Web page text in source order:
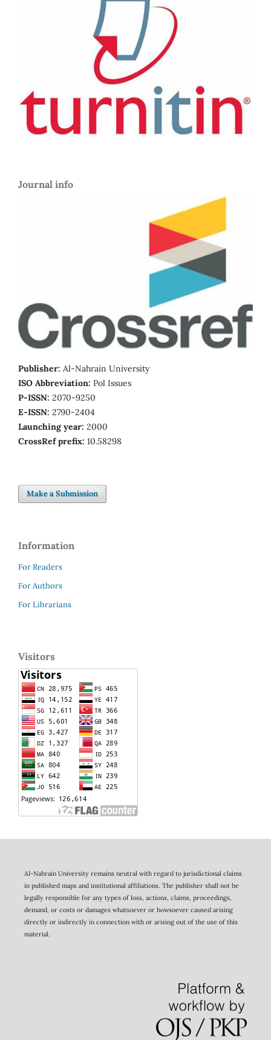
Journal info
Publisher: Al-Nahrain University
ISO Abbreviation: Pol Issues
P-ISSN: 2070-9250
E-ISSN: 2790-2404
Launching year: 2000
CrossRef prefix: 10.58298
Make a Submission
Information
For Readers
For Authors
For Librarians
Visitors
Al-Nahrain University remains neutral with regard to jurisdictional claims
in published maps and institutional affiliations. The publisher shall not be
legally responsible for any types of loss, actions, claims, proceedings,
demand, or costs or damages whatsoever or howsoever caused arising
directly or indirectly in connection with or arising out of the use of this
material.